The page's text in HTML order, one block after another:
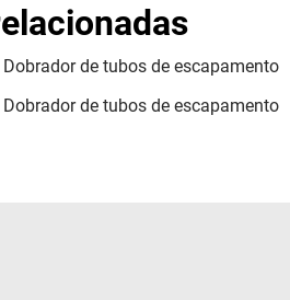
Dobrador de tubos de escapamento
Dobrador de tubos de escapamento